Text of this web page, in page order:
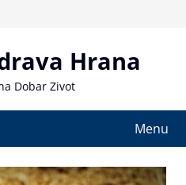
Hrana
Dobar Zivot
Menu